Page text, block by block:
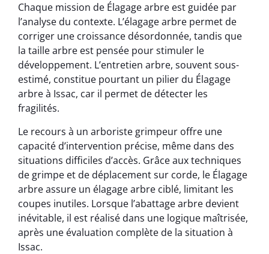
Chaque mission de Élagage arbre est guidée par
l’analyse du contexte. L’élagage arbre permet de
corriger une croissance désordonnée, tandis que
la taille arbre est pensée pour stimuler le
développement. L’entretien arbre, souvent sous-
estimé, constitue pourtant un pilier du Élagage
arbre à Issac, car il permet de détecter les
fragilités.
Le recours à un arboriste grimpeur offre une
capacité d’intervention précise, même dans des
situations difficiles d’accès. Grâce aux techniques
de grimpe et de déplacement sur corde, le Élagage
arbre assure un élagage arbre ciblé, limitant les
coupes inutiles. Lorsque l’abattage arbre devient
inévitable, il est réalisé dans une logique maîtrisée,
après une évaluation complète de la situation à
Issac.